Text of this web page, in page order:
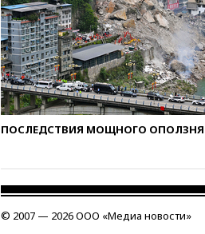
ПОСЛЕДСТВИЯ МОЩНОГО ОПОЛЗНЯ
© 2007 — 2026 ООО «Медиа новости»